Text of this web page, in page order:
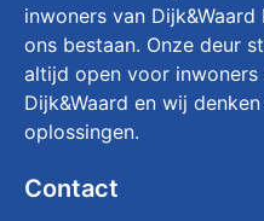
inwoners van
ons bestaan. Onze deur
altijd open voor inwoners
Dijk&Waard en wij
oplossingen.
Contact